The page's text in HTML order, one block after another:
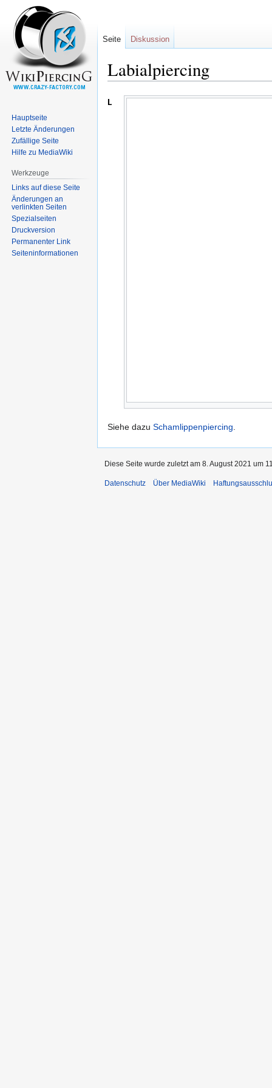
Labialpiercing
Zur
Zur
Labialpiercing
Siehe dazu Schamlippenpiercing
Seite Diskussion
Hauptseite
Letzte Änderungen
Zufällige Seite
Hilfe zu MediaWiki
Werkzeuge
Links auf diese Seite
Änderungen an
verlinkten Seiten
Spezialseiten
Druckversion
Permanenter Link
Seiten­informationen
Diese Seite wurde zuletzt am 8. August 2021 um
Datenschutz Über MediaWiki